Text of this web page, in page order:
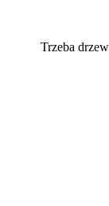
Trzeba